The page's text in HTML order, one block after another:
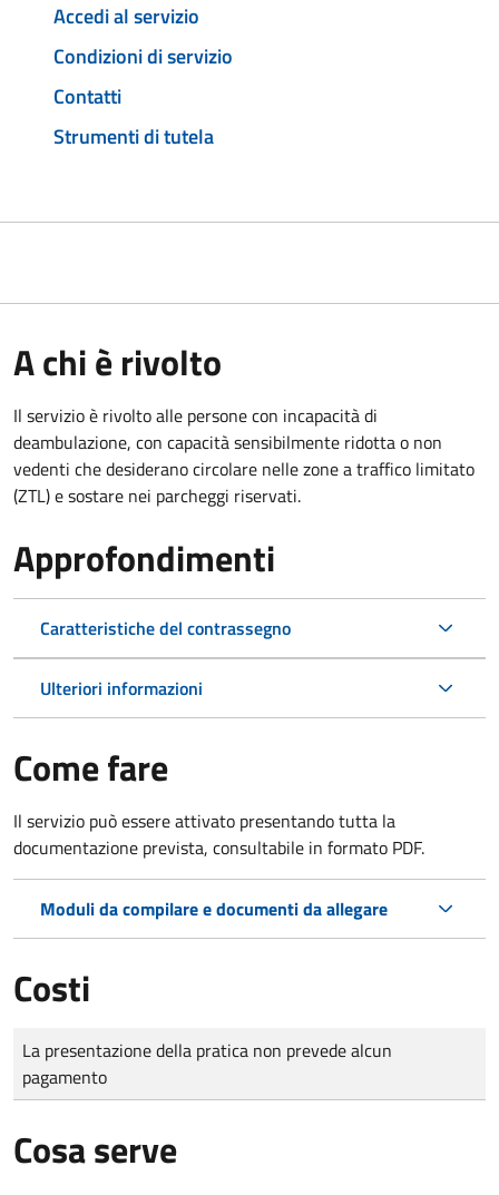
Accedi al servizio
Condizioni di servizio
Contatti
Strumenti di tutela
A chi è rivolto
Il servizio è rivolto alle persone con incapacità di
deambulazione, con capacità sensibilmente ridotta o non
vedenti che desiderano circolare nelle zone a traffico limitato
(ZTL) e sostare nei parcheggi riservati.
Approfondimenti
Caratteristiche del contrassegno
Ulteriori informazioni
Come fare
Il servizio può essere attivato presentando tutta la
documentazione prevista, consultabile in formato PDF.
Moduli da compilare e documenti da allegare
Costi
Tipo di pagamento
Importo
La presentazione della pratica non prevede alcun
pagamento
Cosa serve